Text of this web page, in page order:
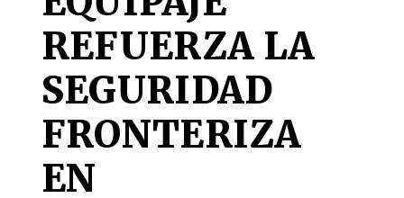
REFUERZA LA
SEGURIDAD
FRONTERIZA
EN